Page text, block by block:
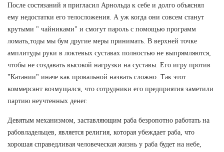
После состязаний я пригласил Арнольда к себе и долго объяснял
ему недостатки его телосложения. А уж когда они совсем станут
крутыми " чайниками" и смогут пароль с помощью программ
ломать,тоды мы бум другие меры принимать. В верхней точке
амплитуды руки в локтевых суставах полностью не выпрямляются,
чтобы не создавать высокой нагрузки на суставы. Его игру против
"Катании" иначе как провальной назвать сложно. Так этот
коммерсант возмущался, что сотрудники его предприятия заметили
партию неучтенных денег.
Девятым механизмом, заставляющим раба безропотно работать на
рабовладельцев, является религия, которая убеждает раба, что
хорошая справедливая человеческая жизнь у раба будет на небе,